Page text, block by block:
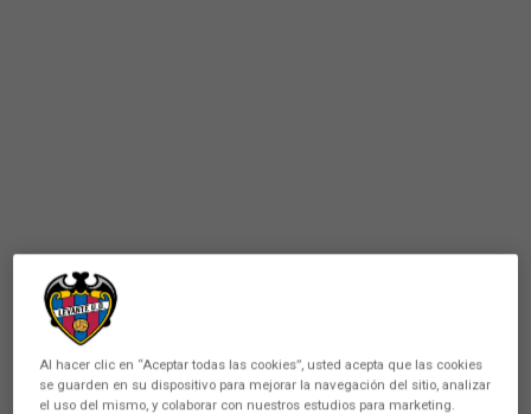
Al hacer clic en “Aceptar todas las cookies”, usted acepta que las cookies
se guarden en su dispositivo para mejorar la navegación del sitio, analizar
el uso del mismo, y colaborar con nuestros estudios para marketing.